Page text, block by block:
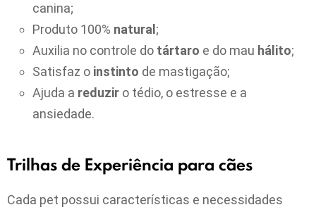
canina;
Produto 100% natural ;
Auxilia no controle do tártaro e do mau hálito;
Satisfaz o instinto de mastigação;
Ajuda a reduzir o tédio, o estresse e a
ansiedade.
Trilhas de Experiência para cães
Cada pet possui características e necessidades